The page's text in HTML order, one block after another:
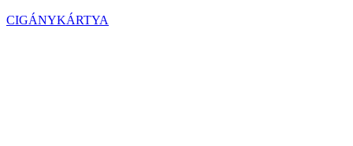
CIGÁNYKÁRTYA